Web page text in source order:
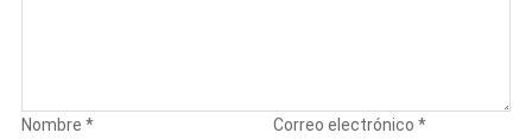
Nombre * Correo electrónico*